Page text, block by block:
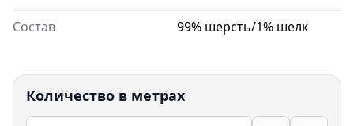
Состав 99% шерсть/1% шелк
Количество в метрах